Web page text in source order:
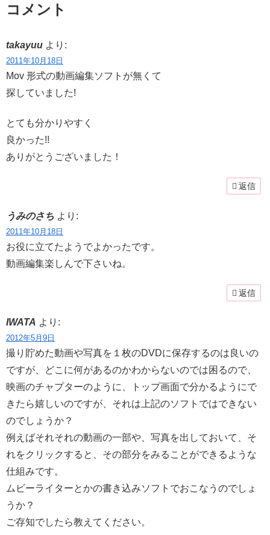
コメント
takayuu より:
2011年10月18日
Mov 形式の動画編集ソフトが無くて
探していました!
とても分かりやすく
良かった!!
ありがとうございました！
返信
うみのさち より:
2011年10月18日
お役に立てたようでよかったです。
動画編集楽しんで下さいね。
返信
IWATA より:
2012年5月9日
撮り貯めた動画や写真を１枚のDVDに保存するのは良いの
ですが、どこに何があるのかわからないのでは困るので、
映画のチャプターのように、トップ画面で分かるようにで
きたら嬉しいのですが、それは上記のソフトではできない
のでしょうか？
例えばそれそれの動画の一部や、写真を出しておいて、そ
れをクリックすると、その部分をみることができるような
仕組みです。
ムビーライターとかの書き込みソフトでおこなうのでしょ
うか？
ご存知でしたら教えてください。